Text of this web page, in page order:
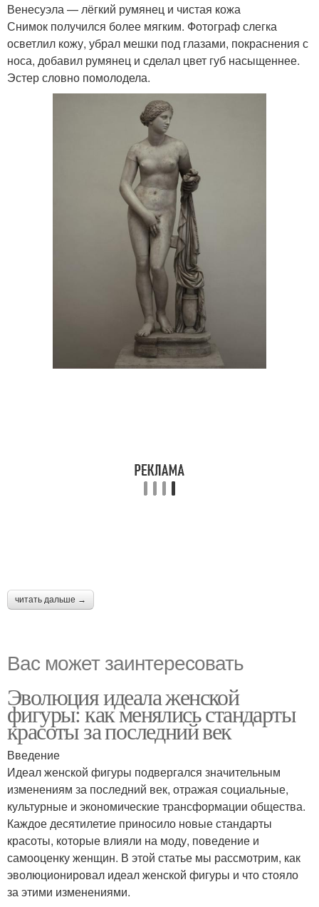
Венесуэла — лёгкий румянец и чистая кожа
Снимок получился более мягким. Фотограф слегка
осветлил кожу, убрал мешки под глазами, покраснения с
носа, добавил румянец и сделал цвет губ насыщеннее.
Эстер словно помолодела.
читать дальше →
Вас может заинтересовать
Эволюция идеала женской
фигуры: как менялись стандарты
красоты за последний век
Введение
Идеал женской фигуры подвергался значительным
изменениям за последний век, отражая социальные,
культурные и экономические трансформации общества.
Каждое десятилетие приносило новые стандарты
красоты, которые влияли на моду, поведение и
самооценку женщин. В этой статье мы рассмотрим, как
эволюционировал идеал женской фигуры и что стояло
за этими изменениями.